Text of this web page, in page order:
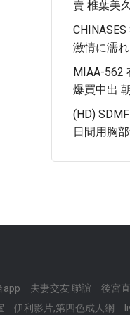
賣 椎葉美
激情に濡
MIAA-562
爆買中出
(HD)
日間用胸
app 夫妻交友 聯誼 後宮
伊利影片,第四色成人網